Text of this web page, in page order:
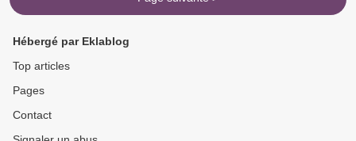
Hébergé par Eklablog
Top articles
Pages
Contact